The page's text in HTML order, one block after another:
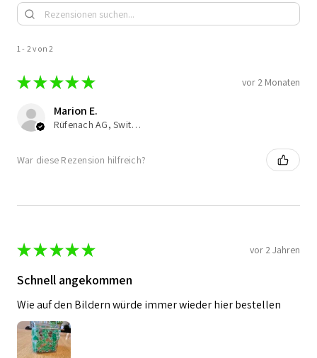
1 - 2 von 2
★★ ★★★ vor 2 Monaten
Marion E.
Rüfenach AG, Switzerland
War diese Rezension hilfreich?
★★ ★★★ vor 2 Jahren
Schnell angekommen
Wie auf den Bildern würde immer wieder hier bestellen